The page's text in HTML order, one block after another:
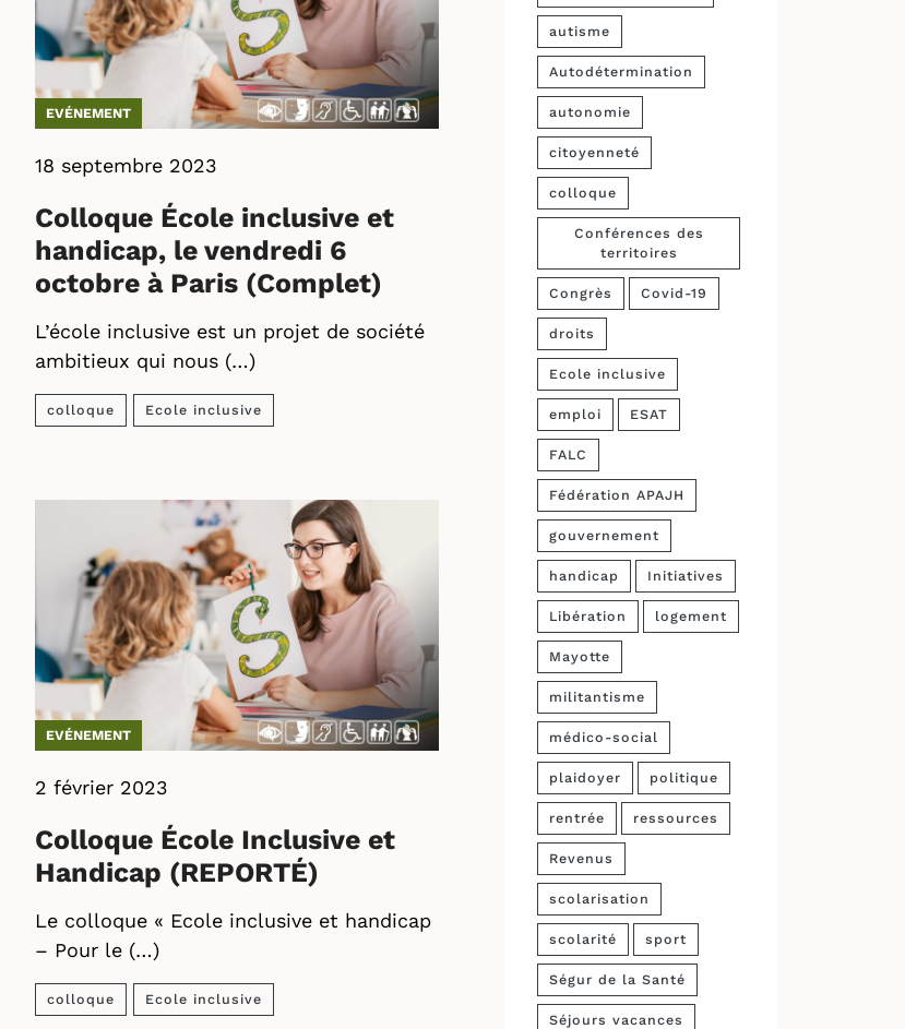
EVÉNEMENT
18 septembre 2023
Colloque École inclusive et
handicap, le vendredi 6
octobre à Paris (Complet)
L’école inclusive est un projet de société
ambitieux qui nous (…)
colloque Ecole inclusive
EVÉNEMENT
2 février 2023
Colloque École Inclusive et
Handicap (REPORTÉ)
Le colloque « Ecole inclusive et handicap
– Pour le (…)
colloque Ecole inclusive
autisme
Autodétermination
autonomie
citoyenneté
colloque
Conférences des
territoires
Congrès Covid-19
droits
Ecole inclusive
emploi ESAT
FALC
Fédération APAJH
gouvernement
handicap Initiatives
Libération logement
Mayotte
militantisme
médico-social
plaidoyer politique
rentrée ressources
Revenus
scolarisation
scolarité sport
Ségur de la Santé
Séjours vacances